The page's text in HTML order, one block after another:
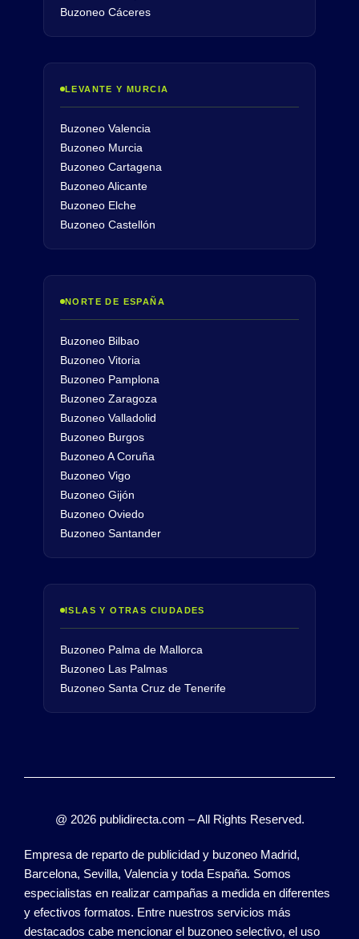
Buzoneo Cáceres
LEVANTE Y MURCIA
Buzoneo Valencia
Buzoneo Murcia
Buzoneo Cartagena
Buzoneo Alicante
Buzoneo Elche
Buzoneo Castellón
NORTE DE ESPAÑA
Buzoneo Bilbao
Buzoneo Vitoria
Buzoneo Pamplona
Buzoneo Zaragoza
Buzoneo Valladolid
Buzoneo Burgos
Buzoneo A Coruña
Buzoneo Vigo
Buzoneo Gijón
Buzoneo Oviedo
Buzoneo Santander
ISLAS Y OTRAS CIUDADES
Buzoneo Palma de Mallorca
Buzoneo Las Palmas
Buzoneo Santa Cruz de Tenerife
@ 2026 publidirecta.com – All Rights Reserved.
Empresa de reparto de publicidad y buzoneo Madrid,
Barcelona, Sevilla, Valencia y toda España. Somos
especialistas en realizar campañas a medida en diferentes
y efectivos formatos. Entre nuestros servicios más
destacados cabe mencionar el buzoneo selectivo, el uso